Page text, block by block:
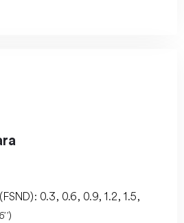
0.3, 0.6, 0.9, 1.2, 1.5,